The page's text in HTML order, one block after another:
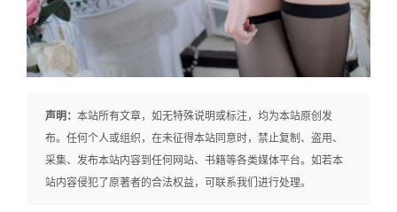
声明： 本站所有文章，如无特殊说明或标注，均为本站原创发
布。任何个人或组织，在未征得本站同意时，禁止复制、盗用、
采集、发布本站内容到任何网站、书籍等各类媒体平台。如若本
站内容侵犯了原著者的合法权益，可联系我们进行处理。